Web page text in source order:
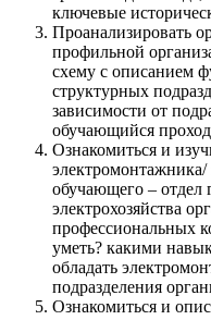
ключевые
Проанализировать
профильной
схему с описанием
структурных
зависимости от
обучающийся
Ознакомиться и
электромонтажника/
обучающего – отдел
электрохозяйства
профессиональных
уметь? какими
обладать
подразделения
Ознакомиться и